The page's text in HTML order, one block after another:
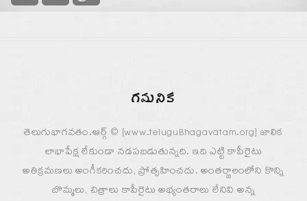
గమనిక
తెలుగుభాగవతం.ఆర్గ్ © [www.teluguBhagavatam.org] జాలిక
లాభాపేక్ష లేకుండా నడపబడుతున్నది. ఇది ఎట్టి కాపీరైటు
అతిక్రమణలు అంగీకరించదు, ప్రోత్సహించదు. అంతర్జాలంలోని కొన్ని
బొమ్మలు, చిత్రాలు కాపీరైటు అభ్యంతరాలు లేనివి అన్న